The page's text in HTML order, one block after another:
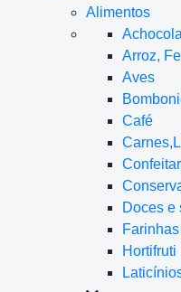
Alimentos
Arroz,
Aves
Café
Doces e
Hortifruti